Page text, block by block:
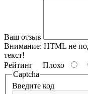
Ваш отзыв
Внимание: HTML не
текст!
Рейтинг Плохо
Captcha
Введите код